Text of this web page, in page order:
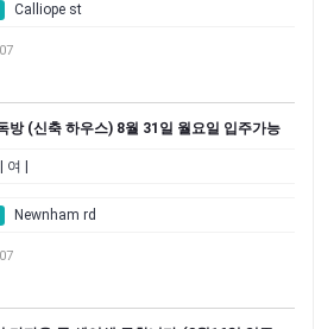
Calliope st
(신축 하우스) 8월 31일 월요일 입주가능
|
Newnham rd